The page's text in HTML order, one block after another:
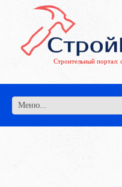
Строительный портал: